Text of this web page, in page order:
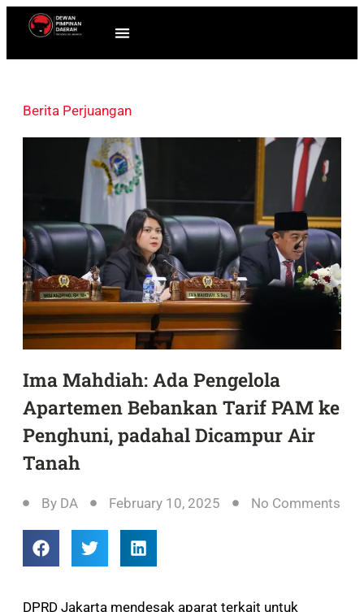
Berita Perjuangan
Ima Mahdiah: Ada Pengelola
Apartemen Bebankan Tarif PAM ke
Penghuni, padahal Dicampur Air
Tanah
By DA February 10, 2025 No Comments
DPRD Jakarta mendesak aparat terkait untuk